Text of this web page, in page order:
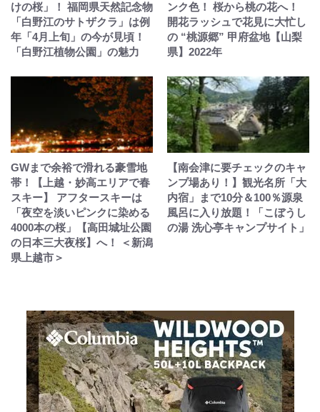
けの桜」！ 福岡県天然記念物
「白野江のサトザクラ」は例
年「4月上旬」の今が見頃！
「白野江植物公園」の魅力
ンク色！ 桜から桃の花へ！
開花ラッシュで花見に大忙し
の “桃源郷” 甲府盆地【山梨
県】2022年
GWまで余裕で滑れる豪雪地
帯！【上越・妙高エリアで春
スキー】 アフタースキーは
「夜空を淡いピンクに染める
4000本の桜」【高田城址公園
の日本三大夜桜】へ！ ＜新潟
県上越市＞
【南会津に要チェックのキャ
ンプ場あり！】観光名所「大
内宿」まで10分＆100％源泉
風呂に入り放題！「こぼうし
の湯 洗心亭キャンプサイト」